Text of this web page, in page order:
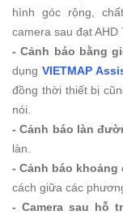
hình góc rộng,
camera sau đạt AHD
- Cảnh báo bằng
dụngVIETMAP
đồng thời thiết bị
nói.
- Cảnh báo làn
làn.
- Cảnh báo khoảng
cách giữa các
- Camera sau hỗ